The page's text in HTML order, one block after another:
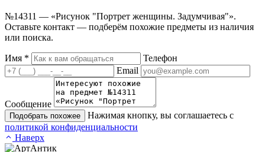
№14311 — «Рисунок "Портрет женщины. Задумчивая"».
Оставьте контакт — подберём похожие предметы из наличия
или поиска.
Имя *
Телефон
Email
Сообщение
Подобрать похожее
Нажимая кнопку, вы соглашаетесь с
политикой конфиденциальности
Наверх